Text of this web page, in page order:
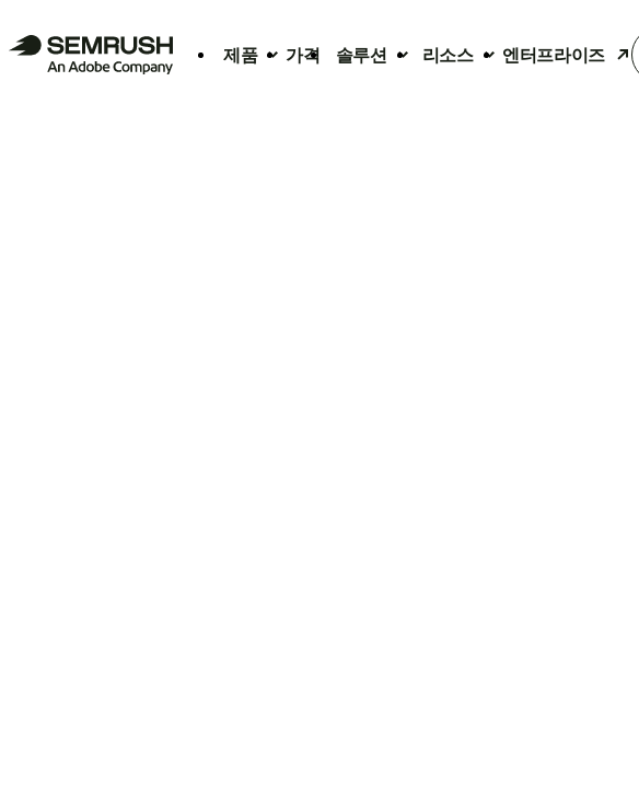
제품 가격 솔루션 리소스 엔터프라이즈